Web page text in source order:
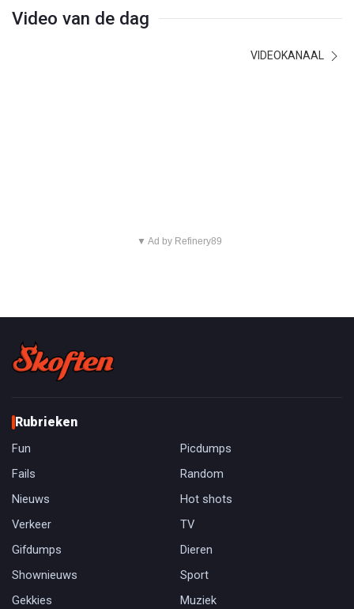
Video van de dag
VIDEOKANAAL
▼ Ad by Refinery89
Rubrieken
Fun
Picdumps
Fails
Random
Nieuws
Hot shots
Verkeer
TV
Gifdumps
Dieren
Shownieuws
Sport
Gekkies
Muziek